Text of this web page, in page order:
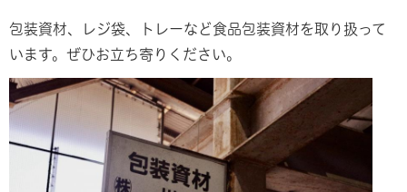
包装資材、レジ袋、トレーなど食品包装資材を取り扱って
います。ぜひお立ち寄りください。